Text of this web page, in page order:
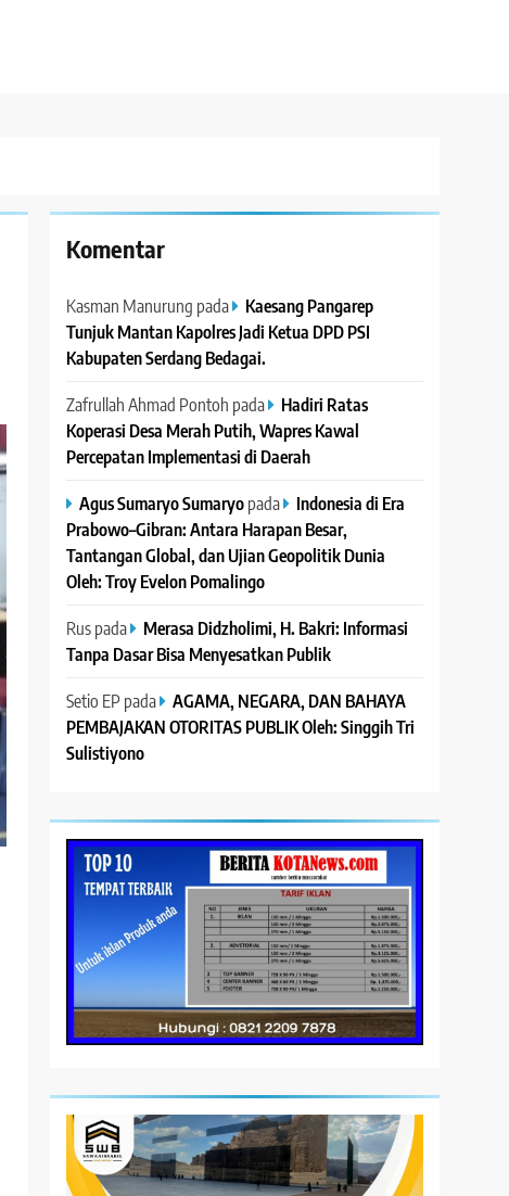
Komentar
Kasman Manurung pada
Kaesang Pangarep
Tunjuk Mantan Kapolres Jadi Ketua DPD PSI
Kabupaten Serdang Bedagai. ‎ ‎
Zafrullah Ahmad Pontoh pada
Hadiri Ratas
Koperasi Desa Merah Putih, Wapres Kawal
Percepatan Implementasi di Daerah
Agus Sumaryo Sumaryopada
Indonesia di Era
Prabowo–Gibran: Antara Harapan Besar,
Tantangan Global, dan Ujian Geopolitik Dunia
Oleh: Troy Evelon Pomalingo
Ruspada
Merasa Didzholimi, H. Bakri: Informasi
Tanpa Dasar Bisa Menyesatkan Publik
Setio EP pada AGAMA, NEGARA, DAN BAHAYA
PEMBAJAKAN OTORITAS PUBLIK Oleh: Singgih Tri
Sulistiyono